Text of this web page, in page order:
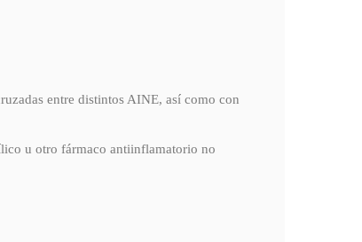
entre distintos AINE, así como con
u otro fármaco antiinflamatorio no